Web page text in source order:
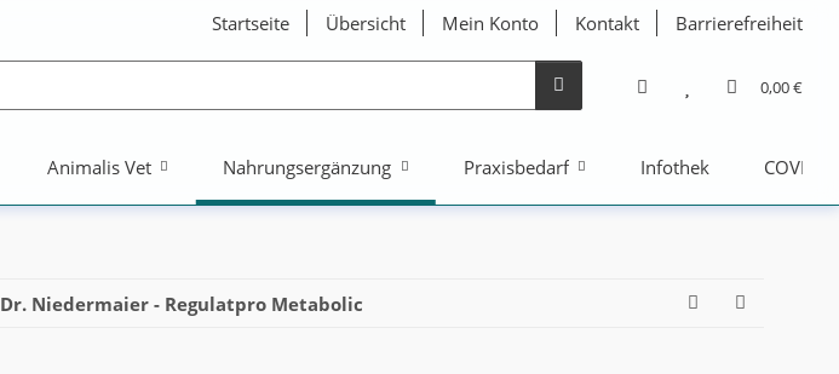
Startseite Übersicht Mein Konto Kontakt Barrierefreiheit
0,00 €
Animalis Vet Nahrungsergänzung Praxisbedarf Infothek COVID-
Dr. Niedermaier - Regulatpro Metabolic